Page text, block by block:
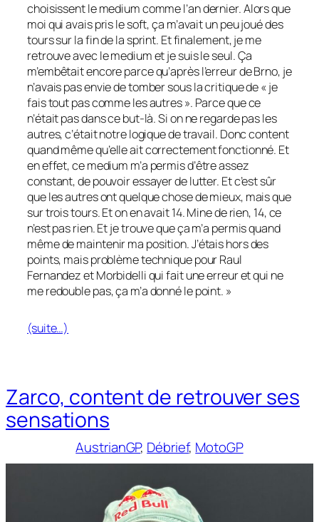
choisissent le medium comme l’an dernier. Alors que
moi qui avais pris le soft, ça m’avait un peu joué des
tours sur la fin de la sprint. Et finalement, je me
retrouve avec le medium et je suis le seul. Ça
m’embêtait encore parce qu’après l’erreur de Brno, je
n’avais pas envie de tomber sous la critique de « je
fais tout pas comme les autres ». Parce que ce
n’était pas dans ce but-là. Si on ne regarde pas les
autres, c’était notre logique de travail. Donc content
quand même qu’elle ait correctement fonctionné. Et
en effet, ce medium m’a permis d’être assez
constant, de pouvoir essayer de lutter. Et c’est sûr
que les autres ont quelque chose de mieux, mais que
sur trois tours. Et on en avait 14. Mine de rien, 14, ce
n’est pas rien. Et je trouve que ça m’a permis quand
même de maintenir ma position. J’étais hors des
points, mais problème technique pour Raul
Fernandez et Morbidelli qui fait une erreur et qui ne
me redouble pas, ça m’a donné le point. »
(suite…)
Zarco, content de retrouver ses
sensations
AustrianGP, Débrief, MotoGP